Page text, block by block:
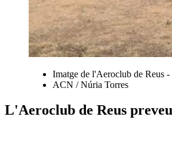
Imatge de l'Aeroclub de Reus -
ACN / Núria Torres
L'Aeroclub de Reus